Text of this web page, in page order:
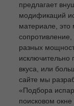
предлагает
модификаций
материале, это
сопротивление,
разных
вкуса, или
сайте мы
«Подбора
поисковом